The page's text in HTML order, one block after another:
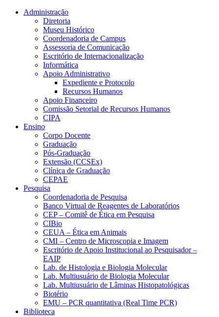
Conteúdo principal Menu principal
Administração
Diretoria
Museu Histórico
Coordenadoria de Campus
Assessoria de Comunicação
Escritório de Internacionalização
Informática
Apoio Administrativo
Expediente e Protocolo
Recursos Humanos
Apoio Financeiro
Comissão Setorial de Recursos Humanos
CIPA
Ensino
Corpo Docente
Graduação
Pós-Graduação
Extensão (CCSEx)
Clínica de Graduação
CEPAE
Pesquisa
Coordenadoria de Pesquisa
Banco Virtual de Reagentes de Laboratórios
CEP – Comitê de Ética em Pesquisa
CIBio
CEUA – Ética em Animais
CMI – Centro de Microscopia e Imagem
Escritório de Apoio Institucional ao Pesquisador –
EAIP
Lab. de Histologia e Biologia Molecular
Lab. Multiusuário de Biologia Molecular
Lab. Multiusuário de Lâminas Histopatológicas
Biotério
EMU – PCR quantitativa (Real Time PCR)
Biblioteca